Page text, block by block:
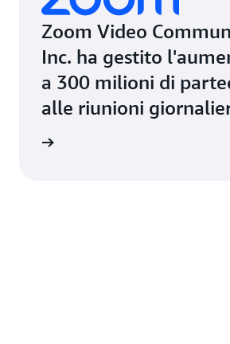
Zoom Video
Inc. ha gestito
a 300 milioni di
alle riunioni